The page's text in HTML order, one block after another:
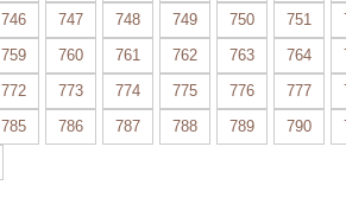
746 747 748 749 750 751
759 760 761 762 763 764
772 773 774 775 776 777
785 786 787 788 789 790